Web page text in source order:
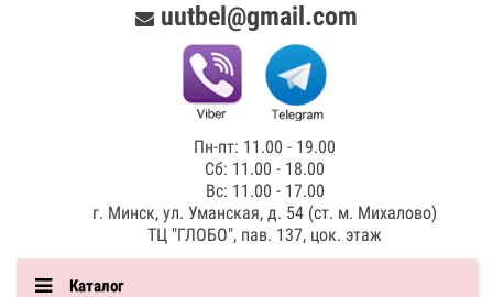
uutbel@gmail.com
Пн-пт: 11.00 - 19.00
Сб: 11.00 - 18.00
Вс: 11.00 - 17.00
г. Минск, ул. Уманская, д. 54 (ст. м. Михалово)
ТЦ "ГЛОБО", пав. 137, цок. этаж
Каталог